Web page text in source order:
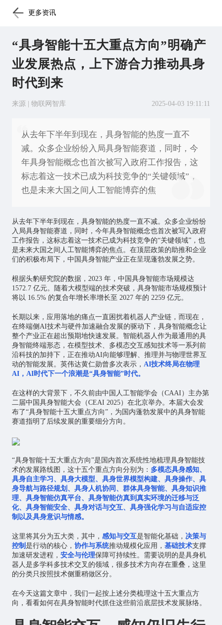
更多资讯
“具身智能十五大重点方向”明确产
业发展热点，上下游合力推动具身
时代到来
来源 | 物联网智库 2025-04-03 19:11:11
从去年下半年到现在，具身智能的热度一直不
减。众多企业纷纷入局具身智能赛道，同时，今
年具身智能概念也首次被写入政府工作报告，这
标志着这一技术已成为科技竞争的“关键领域”，
也是未来大国之间人工智能博弈的焦
从去年下半年到现在，具身智能的热度一直不减。众多企业纷纷
入局具身智能赛道，同时，今年具身智能概念也首次被写入政府
工作报告，这标志着这一技术已成为科技竞争的“关键领域”，也
是未来大国之间 人工智能博弈的焦点。在顶层政策的助推和企业
们的积极布局下，中国具身智能产业正在呈现蓬勃发展之势。
根据头豹研究院的数据，2023 年，中国具身智能市场规模达
1572.7 亿元。随着大模型端的技术突破，具身智能市场规模预计
将以 16.5% 的复合年增长率增长至 2027 年的 2259 亿元。
长期以来，应用落地的痛点一直困扰着机器人产业链，而现在，
在终端侧AI技术与硬件加速融合发展的驱动下，具身智能概念让
整个产业正在超出预期地快速发展。智能机器人作为最通用的具
身智能终端形态，在模型技术、多模态交互感知技术等一系列前
沿科技的加持下，正在推动AI向能够理解、推理并与物理世界互
动的智能发展。英伟达黄仁勋曾多次表示， AI技术终局在物理
AI，AI时代下一个浪潮是“具身智能”时代。
在这样的大背景下，不久前由中国人工智能学会（CAAI）主办第
二届中国具身智能大会（CEAI 2025）在北京举办。本届大会发
布了“具身智能十五大重点方向”，为国内蓬勃发展中的具身智能
赛道指明了后续发展的重要细分方向。
“具身智能十五大重点方向”是国内首次系统性地梳理具身智能技
术的发展路线图，这十五个重点方向分别为： 多模态具身感知、
具身自主学习、具身大模型、具身世界模型构建、具身操作、具
身导航与路径规划、具身人机协同、群体具身智能、具身知识推
理、具身智能仿真平台、具身智能仿真到真实环境的迁移与泛
化、具身智能安全、具身对话与交互、具身强化学习与自适应控
制以及具身意识与情感。
这里将其分为五大类，其中， 感知与交互是智能化基础， 决策与
控制 是行动的核心， 协作与系统推动规模化应用， 基础技术支撑
加速研发进程， 安全与伦理保障可持续性。需要说明的是具身机
器人是多学科多技术交叉的领域，很多技术方向存在重叠，这里
的分类只按照技术侧重稍做区分。
在今天这篇文章中，我们一起按上述分类梳理这十五大重点方
向，看看如何在具身智能时代抓住这些前沿底层技术发展脉络。